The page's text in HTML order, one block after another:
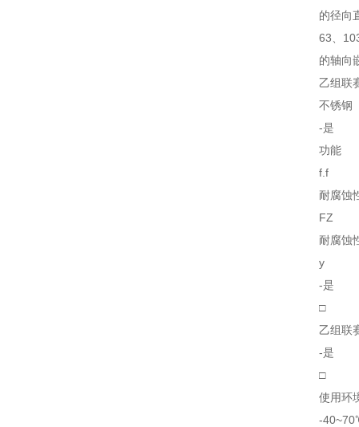
的径向
63、
的轴向
乙组联
不锈钢
-是
功能
f.f
耐腐蚀
FZ
耐腐蚀
y
-是
□
乙组联
-是
□
使用环
-